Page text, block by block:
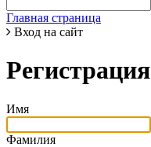
Главная страница
Вход на сайт
Регистрация
Имя
Фамилия